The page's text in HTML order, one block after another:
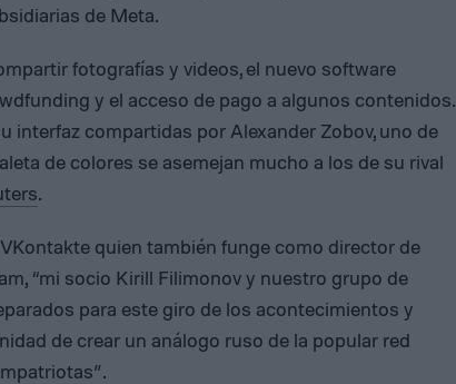
de Meta.
fotografías y videos, el nuevo software
y el acceso de pago a algunos contenidos.
interfaz compartidas por Alexander Zobov, uno de
de colores se asemejan mucho a los de su rival
.
quien también funge como director de
“mi socio Kirill Filimonov y nuestro grupo de
para este giro de los acontecimientos y
de crear un análogo ruso de la popular red